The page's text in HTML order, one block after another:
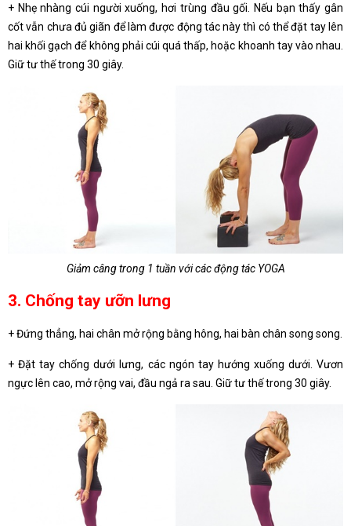
+ Nhẹ nhàng cúi người xuống, hơi trùng đầu gối. Nếu bạn thấy gân
cốt vẫn chưa đủ giãn để làm được động tác này thì có thể đặt tay lên
hai khối gạch để không phải cúi quá thấp, hoặc khoanh tay vào nhau.
Giữ tư thế trong 30 giây.
Giảm câng trong 1 tuần với các động tác YOGA
3. Chống tay ưỡn lưng
+ Đứng thẳng, hai chân mở rộng bằng hông, hai bàn chân song song.
+ Đặt tay chống dưới lưng, các ngón tay hướng xuống dưới. Vươn
ngực lên cao, mở rộng vai, đầu ngả ra sau. Giữ tư thế trong 30 giây.